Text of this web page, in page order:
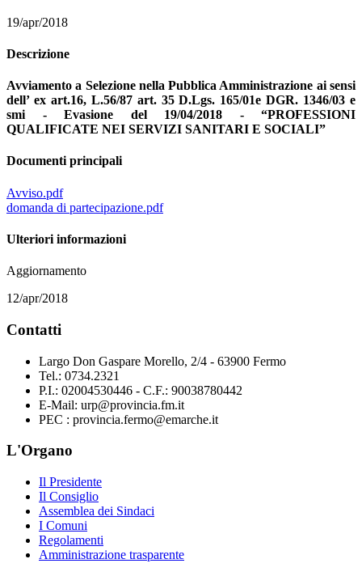
19/apr/2018
Descrizione
Avviamento a Selezione nella Pubblica Amministrazione ai sensi
dell’ ex art.16, L.56/87 art. 35 D.Lgs. 165/01e DGR. 1346/03 e
smi - Evasione del 19/04/2018 - “PROFESSIONI
QUALIFICATE NEI SERVIZI SANITARI E SOCIALI”
Documenti principali
Avviso.pdf
domanda di partecipazione.pdf
Ulteriori informazioni
Aggiornamento
12/apr/2018
Contatti
Largo Don Gaspare Morello, 2/4 - 63900 Fermo
Tel.: 0734.2321
P.I.: 02004530446 - C.F.: 90038780442
E-Mail: urp@provincia.fm.it
PEC : provincia.fermo@emarche.it
L'Organo
Il Presidente
Il Consiglio
Assemblea dei Sindaci
I Comuni
Regolamenti
Amministrazione trasparente